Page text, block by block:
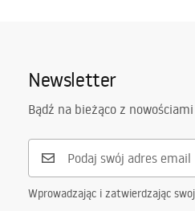
Newsletter
Bądź na bieżąco z
Wprowadzając i zatwierdzając